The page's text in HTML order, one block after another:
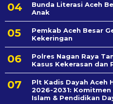
Bunda Literasi Aceh
Anak
Pemkab Aceh Besar
Kekeringan
Polres Nagan Raya
Kasus Kekerasan dan
Plt Kadis Dayah Aceh
2026-2031:
Islam & Pendidikan